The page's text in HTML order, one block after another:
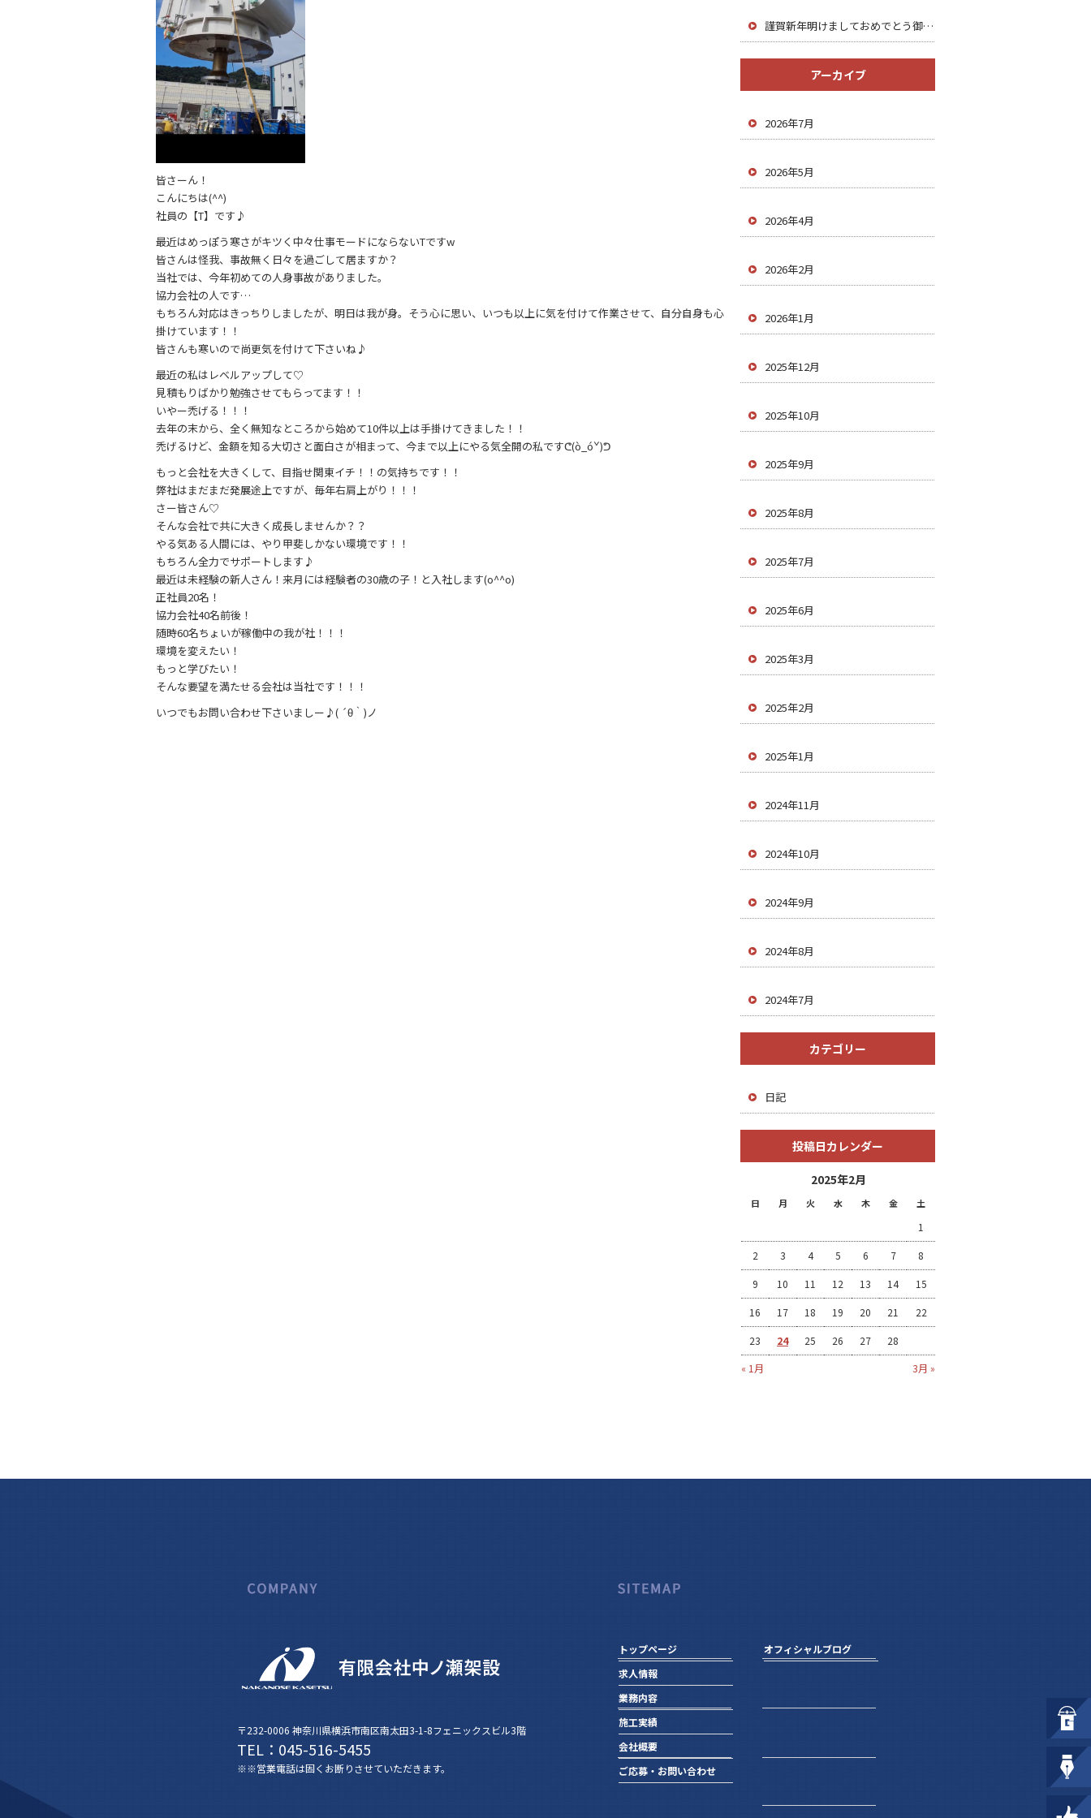
皆さーん！
こんにちは(^^)
社員の【T】です♪
最近はめっぽう寒さがキツく中々仕事モードにならないTですw
皆さんは怪我、事故無く日々を過ごして居ますか？
当社では、今年初めての人身事故がありました。
協力会社の人です…
もちろん対応はきっちりしましたが、明日は我が身。そう心に思い、いつも以上に気を付けて作業させて、自分自身も心
掛けています！！
皆さんも寒いので尚更気を付けて下さいね♪
最近の私はレベルアップして♡
見積もりばかり勉強させてもらってます！！
いやー禿げる！！！
去年の末から、全く無知なところから始めて10件以上は手掛けてきました！！
禿げるけど、金額を知る大切さと面白さが相まって、今まで以上にやる気全開の私ですᕦ(ò_óˇ)ᕤ
もっと会社を大きくして、目指せ関東イチ！！の気持ちです！！
弊社はまだまだ発展途上ですが、毎年右肩上がり！！！
さー皆さん♡
そんな会社で共に大きく成長しませんか？？
やる気ある人間には、やり甲斐しかない環境です！！
もちろん全力でサポートします♪
最近は未経験の新人さん！来月には経験者の30歳の子！と入社します(o^^o)
正社員20名！
協力会社40名前後！
随時60名ちょいが稼働中の我が社！！！
環境を変えたい！
もっと学びたい！
そんな要望を満たせる会社は当社です！！！
いつでもお問い合わせ下さいましー♪( ´θ｀)ノ
謹賀新年明けましておめでとう御座います♪
アーカイブ
2026年7月
2026年5月
2026年4月
2026年2月
2026年1月
2025年12月
2025年10月
2025年9月
2025年8月
2025年7月
2025年6月
2025年3月
2025年2月
2025年1月
2024年11月
2024年10月
2024年9月
2024年8月
2024年7月
カテゴリー
日記
投稿日カレンダー
2025年2月
日 月 火 水 木 金 土
« 1月 3月 »
1
2 3 4 5 6 7 8
9 10 11 12 13 14 15
16 17 18 19 20 21 22
23 24 25 26 27 28
トップページ
求人情報
業務内容
施工実績
会社概要
ご応募・お問い合わせ
オフィシャルブログ
〒232-0006 神奈川県横浜市南区南太田3-1-8フェニックスビル3階
TEL：045-516-5455
※※営業電話は固くお断りさせていただきます。